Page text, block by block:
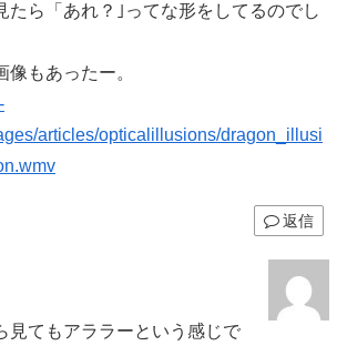
たら「あれ？｣ってな形をしてるのでし
像もあったー。
articles/opticalillusions/dragon_illusi
返信
見てもアララーという感じで